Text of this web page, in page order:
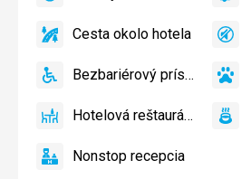
Lehátka
a
na
zadarmo
Detské
Cesta
hotela
Cesta okolo hotela
áno áno
Bezbariérový
Bezbariérový prístup
áno áno
HotelováHotelová reštaurácia
áno áno
NonstopNonstop recepcia
áno